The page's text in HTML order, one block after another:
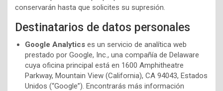
conservarán hasta que solicites su supresión.
Destinatarios de datos personales
Google Analytics es un servicio de analítica web
prestado por Google, Inc., una compañía de Delaware
cuya oficina principal está en 1600 Amphitheatre
Parkway, Mountain View (California), CA 94043, Estados
Unidos (“Google”). Encontrarás más información